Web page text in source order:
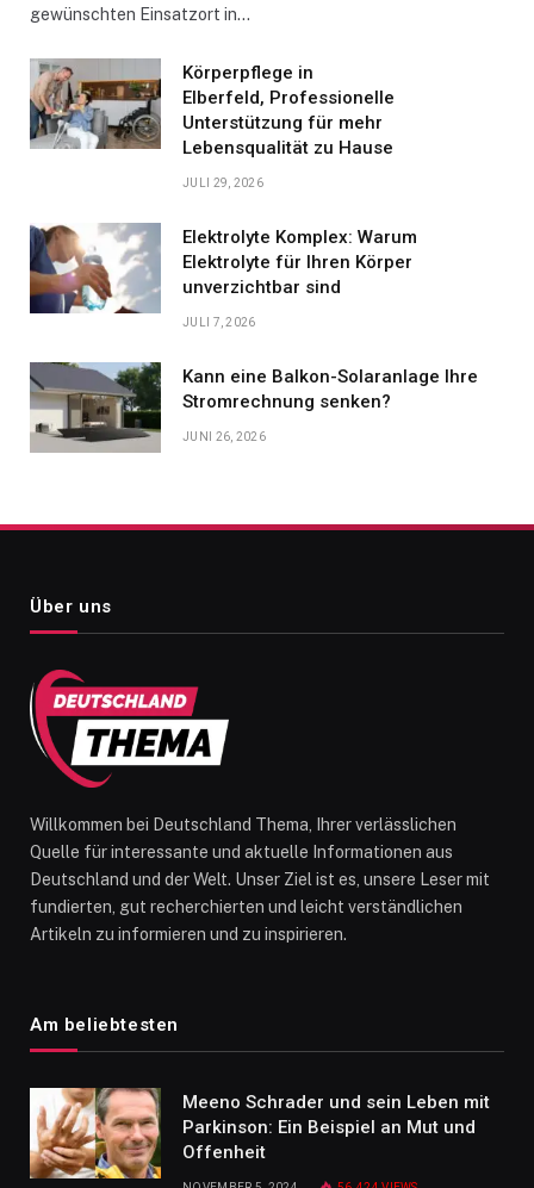
gewünschten Einsatzort in…
Körperpflege in
Elberfeld, Professionelle
Unterstützung für mehr
Lebensqualität zu Hause
JULI 29, 2026
Elektrolyte Komplex: Warum
Elektrolyte für Ihren Körper
unverzichtbar sind
JULI 7, 2026
Kann eine Balkon-Solaranlage Ihre
Stromrechnung senken?
JUNI 26, 2026
Über uns
Willkommen bei Deutschland Thema, Ihrer verlässlichen
Quelle für interessante und aktuelle Informationen aus
Deutschland und der Welt. Unser Ziel ist es, unsere Leser mit
fundierten, gut recherchierten und leicht verständlichen
Artikeln zu informieren und zu inspirieren.
Am beliebtesten
Meeno Schrader und sein Leben mit
Parkinson: Ein Beispiel an Mut und
Offenheit